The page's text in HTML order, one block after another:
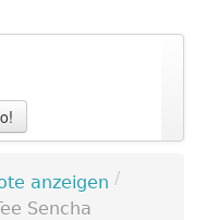
anzeigen /
Sencha